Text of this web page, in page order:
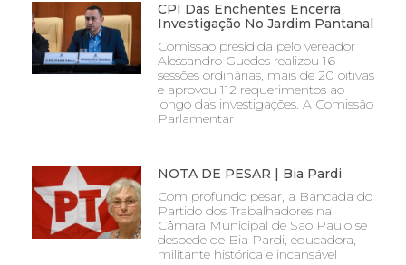
CPI Das Enchentes Encerra
Investigação No Jardim Pantanal
Comissão presidida pelo vereador
Alessandro Guedes realizou 16
sessões ordinárias, mais de 20 oitivas
e aprovou 112 requerimentos ao
longo das investigações. A Comissão
Parlamentar
NOTA DE PESAR | Bia Pardi
Com profundo pesar, a Bancada do
Partido dos Trabalhadores na
Câmara Municipal de São Paulo se
despede de Bia Pardi, educadora,
militante histórica e incansável